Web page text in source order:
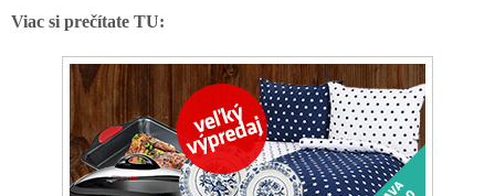
Viac si prečítate TU: